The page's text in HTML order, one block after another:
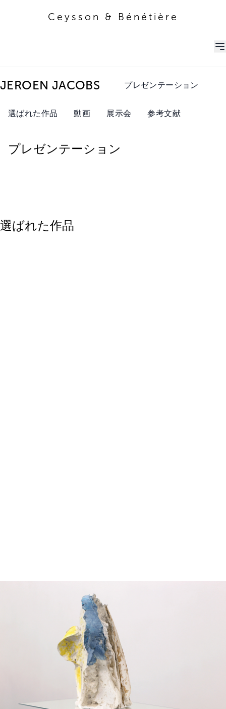
Ceysson & Bénétière
JEROEN JACOBS プレゼンテーション
選ばれた作品 動画 展示会 参考文献
プレゼンテーション
選ばれた作品